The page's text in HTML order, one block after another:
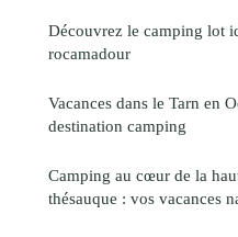
Découvrez le camping lot
rocamadour
Vacances dans le Tarn en
destination camping
Camping au cœur de la
thésauque : vos vacances